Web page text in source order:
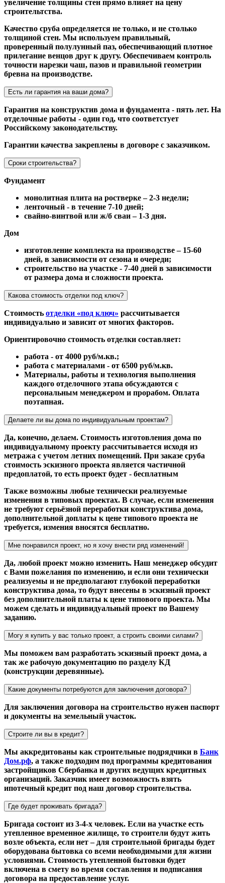
увеличение толщины стен прямо влияет на цену
строительтства.
Качество сруба определяется не только, и не столько
толщиной стен. Мы используем правильный,
проверенный полулунный паз, обеспечивающий плотное
прилегание венцов друг к другу. Обеспечиваем контроль
точности нарезки чаш, пазов и правильной геометрии
бревна на производстве.
Есть ли гарантия на ваши дома?
Гарантия на конструктив дома и фундамента - пять лет. На
отделочные работы - один год, что соответстует
Российскому законодательству.
Гарантии качества закреплены в договоре с заказчиком.
Сроки строительства?
Фундамент
монолитная плита на ростверке – 2-3 недели;
ленточный - в течение 7-10 дней;
свайно-винтвой или ж/б сваи – 1-3 дня.
Дом
изготовление комплекта на производстве – 15-60
дней, в зависимости от сезона и очереди;
строительство на участке - 7-40 дней в зависимости
от размера дома и сложности проекта.
Какова стоимость отделки под ключ?
Стоимость отделки «под ключ» рассчитывается
индивидуально и зависит от многих факторов.
Ориентировочно стоимость отделки составляет:
работа - от 4000 руб/м.кв.;
работа с материалами - от 6500 руб/м.кв.
Материалы, работы и технология выполнения
каждого отделочного этапа обсуждаются с
персональным менеджером и прорабом. Оплата
поэтапная.
Делаете ли вы дома по индивидуальным проектам?
Да, конечно, делаем. Стоимость изготовления дома по
индивидуальному проекту рассчитывается исходя из
метража с учетом летних помещений. При заказе сруба
стоимость эскизного проекта является частичной
предоплатой, то есть проект будет - бесплатным
Также возможны любые технически реализуемые
изменения в типовых проектах. В случае, если изменения
не требуют серьёзной переработки конструктива дома,
дополнительной доплаты к цене типового проекта не
требуется, измения вносятся бесплатно.
Мне понравился проект, но я хочу внести ряд изменений!
Да, любой проект можно изменить. Наш менеджер обсудит
с Вами пожелания по изменению, и если они технически
реализуемы и не предполагают глубокой переработки
конструктива дома, то будут внесены в эскизный проект
без дополнительной платы к цене типового проекта. Мы
можем сделать и индивидуальный проект по Вашему
заданию.
Могу я купить у вас только проект, а строить своими силами?
Мы поможем вам разработать эскизный проект дома, а
так же рабочую документацию по разделу КД
(конструкции деревянные).
Какие документы потребуются для заключения договора?
Для заключения договора на строительство нужен паспорт
и документы на земельный участок.
Строите ли вы в кредит?
Мы аккредитованы как строительные подрядчики в Банк
Дом.рф, а также подходим под программы кредитования
застройщиков Сбербанка и других ведущих кредитных
организаций. Заказчик имеет возможность взять
ипотечный кредит под наш договор строительства.
Где будет проживать бригада?
Бригада состоит из 3-4-х человек. Если на участке есть
утепленное временное жилище, то строители будут жить
возле объекта, если нет – для строительной бригады будет
оборудована бытовка со всеми необходимыми для жизни
условиями. Стоимость утепленной бытовки будет
включена в смету во время составления и подписания
договора на предоставление услуг.